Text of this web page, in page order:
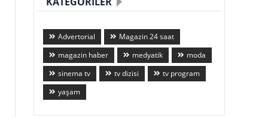
Advertorial
Magazin 24 saat
magazin haber
medyatik
moda
sinema tv
tv dizisi
tv program
yaşam